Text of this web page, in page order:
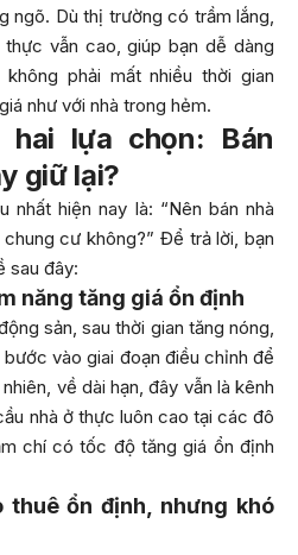
ngõ. Dù thị trường có trầm lắng,
vẫn cao, giúp bạn dễ dàng
phải mất nhiều thời gian
như với nhà trong hẻm.
hai lựa chọn: Bán
giữ lại?
nhất hiện nay là: “Nên bán nhà
cư không?” Để trả lời, bạn
sau đây:
năng tăng giá ổn định
sản, sau thời gian tăng nóng,
vào giai đoạn điều chỉnh để
về dài hạn, đây vẫn là kênh
nhà ở thực luôn cao tại các đô
chí có tốc độ tăng giá ổn định
thuê ổn định, nhưng khó